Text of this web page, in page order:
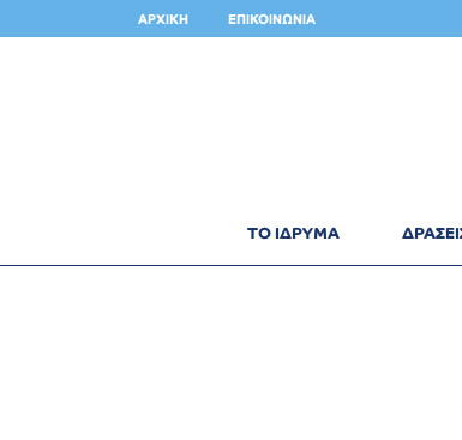
ΤΟ ΙΔΡΥΜΑ
ΑΡΧΙΚΗ ΕΠΙΚΟΙΝΩΝΙΑ